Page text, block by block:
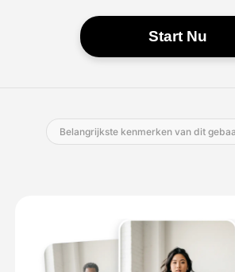
Start Nu
Belangrijkste kenmerken van dit